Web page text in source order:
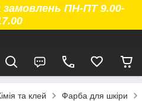
замовлень ПН-ПТ 9.00-
та клей Фарба для шкіри